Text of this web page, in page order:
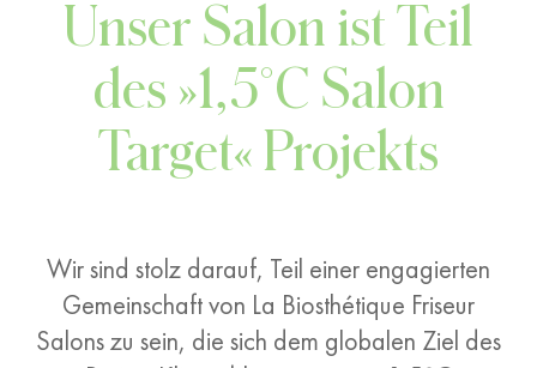
Unser Salon ist Teil
des »1,5°C Salon
Target« Projekts
Wir sind stolz darauf, Teil einer engagierten
Gemeinschaft von La Biosthétique Friseur
Salons zu sein, die sich dem globalen Ziel des